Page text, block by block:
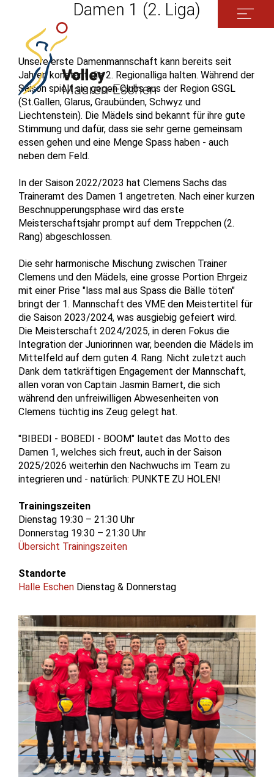
Damen 1 (2. Liga)
Unsere erste Damenmannschaft kann bereits seit
Jahren konstant die 2. Regionalliga halten. Während der
Saison spielt sie gegen Clubs aus der Region GSGL
(St.Gallen, Glarus, Graubünden, Schwyz und
Liechtenstein). Die Mädels sind bekannt für ihre gute
Stimmung und dafür, dass sie sehr gerne gemeinsam
essen gehen und eine Menge Spass haben - auch
neben dem Feld.
In der Saison 2022/2023 hat Clemens Sachs das
Traineramt des Damen 1 angetreten. Nach einer kurzen
Beschnupperungsphase wird das erste
Meisterschaftsjahr prompt auf dem Treppchen (2.
Rang) abgeschlossen.
Die sehr harmonische Mischung zwischen Trainer
Clemens und den Mädels, eine grosse Portion Ehrgeiz
mit einer Prise "lass mal aus Spass die Bälle töten"
bringt der 1. Mannschaft des VME den Meistertitel für
die Saison 2023/2024, was ausgiebig gefeiert wird.
Die Meisterschaft 2024/2025, in deren Fokus die
Integration der Juniorinnen war, beenden die Mädels im
Mittelfeld auf dem guten 4. Rang. Nicht zuletzt auch
Dank dem tatkräftigen Engagement der Mannschaft,
allen voran von Captain Jasmin Bamert, die sich
während den unfreiwilligen Abwesenheiten von
Clemens tüchtig ins Zeug gelegt hat.
"BIBEDI - BOBEDI - BOOM" lautet das Motto des
Damen 1, welches sich freut, auch in der Saison
2025/2026 weiterhin den Nachwuchs im Team zu
integrieren und - natürlich: PUNKTE ZU HOLEN!
Trainingszeiten
Dienstag 19:30 – 21:30 Uhr
Donnerstag 19:30 – 21:30 Uhr
Übersicht Trainingszeiten
Standorte
Halle Eschen Dienstag & Donnerstag